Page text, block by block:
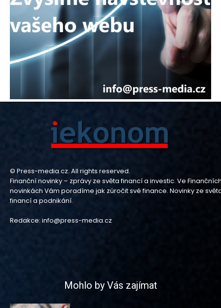
© Press-media.cz. All rights reserved.
Finanční novinky – zprávy ze světa financí a investic. Ve
novinkách Vám poradíme jak zúročit své finance. Novinky ze
financí a podnikání.
Redakce: info@press-media.cz
Mohlo by Vás zajímat